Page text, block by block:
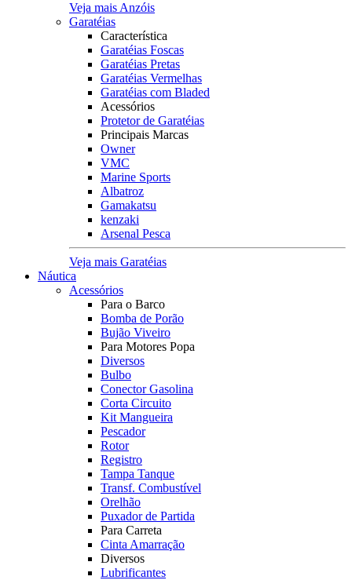
Veja mais Anzóis
Garatéias
Característica
Garatéias Foscas
Garatéias Pretas
Garatéias Vermelhas
Garatéias com Bladed
Acessórios
Protetor de Garatéias
Principais Marcas
Owner
VMC
Marine Sports
Albatroz
Gamakatsu
kenzaki
Arsenal Pesca
Veja mais Garatéias
Náutica
Acessórios
Para o Barco
Bomba de Porão
Bujão Viveiro
Para Motores Popa
Diversos
Bulbo
Conector Gasolina
Corta Circuito
Kit Mangueira
Pescador
Rotor
Registro
Tampa Tanque
Transf. Combustível
Orelhão
Puxador de Partida
Para Carreta
Cinta Amarração
Diversos
Lubrificantes